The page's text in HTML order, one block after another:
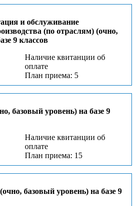
и обслуживание
(по отраслям) (очно,
9 классов
Наличие квитанции об
оплате
План приема: 5
базовый уровень) на базе 9
Наличие квитанции об
оплате
План приема: 15
базовый уровень) на базе 9